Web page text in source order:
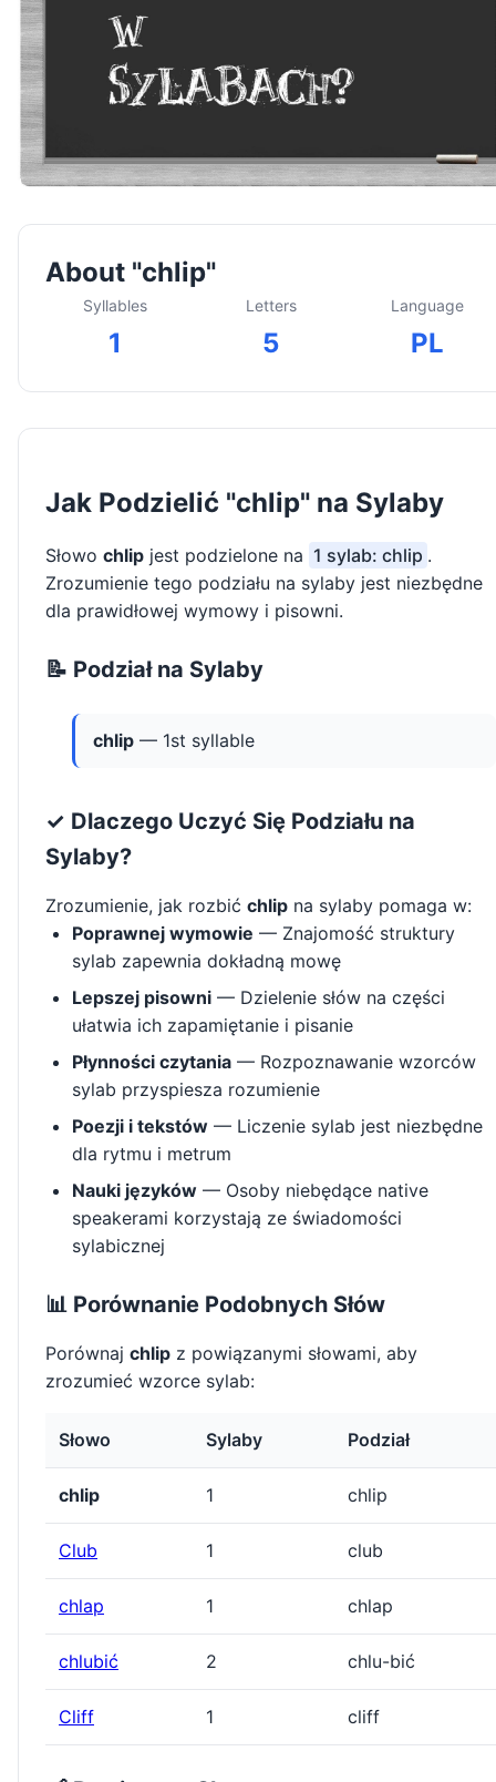
About "chlip"
Syllables
1
Letters
5
Language
PL
Jak Podzielić "chlip" na Sylaby
Słowo chlip jest podzielone na 1 sylab: chlip .
Zrozumienie tego podziału na sylaby jest niezbędne
dla prawidłowej wymowy i pisowni.
📝 Podział na Sylaby
chlip — 1st syllable
✓ Dlaczego Uczyć Się Podziału na
Sylaby?
Zrozumienie, jak rozbić chlip na sylaby pomaga w:
Poprawnej wymowie — Znajomość struktury
sylab zapewnia dokładną mowę
Lepszej pisowni — Dzielenie słów na części
ułatwia ich zapamiętanie i pisanie
Płynności czytania — Rozpoznawanie wzorców
sylab przyspiesza rozumienie
Poezji i tekstów — Liczenie sylab jest niezbędne
dla rytmu i metrum
Nauki języków — Osoby niebędące native
speakerami korzystają ze świadomości
sylabicznej
📊 Porównanie Podobnych Słów
Porównaj chlip z powiązanymi słowami, aby
zrozumieć wzorce sylab:
Słowo Sylaby Podział
chlip 1 chlip
Club 1 club
chlap 1 chlap
chlubić 2 chlu-bić
Cliff 1 cliff